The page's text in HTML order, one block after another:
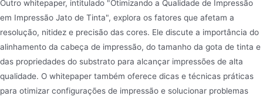
Outro whitepaper, intitulado "Otimizando a Qualidade de Impressão
em Impressão Jato de Tinta", explora os fatores que afetam a
resolução, nitidez e precisão das cores. Ele discute a importância do
alinhamento da cabeça de impressão, do tamanho da gota de tinta e
das propriedades do substrato para alcançar impressões de alta
qualidade. O whitepaper também oferece dicas e técnicas práticas
para otimizar configurações de impressão e solucionar problemas